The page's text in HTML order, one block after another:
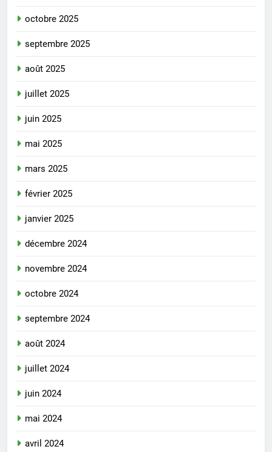
octobre 2025
septembre 2025
août 2025
juillet 2025
juin 2025
mai 2025
mars 2025
février 2025
janvier 2025
décembre 2024
novembre 2024
octobre 2024
septembre 2024
août 2024
juillet 2024
juin 2024
mai 2024
avril 2024